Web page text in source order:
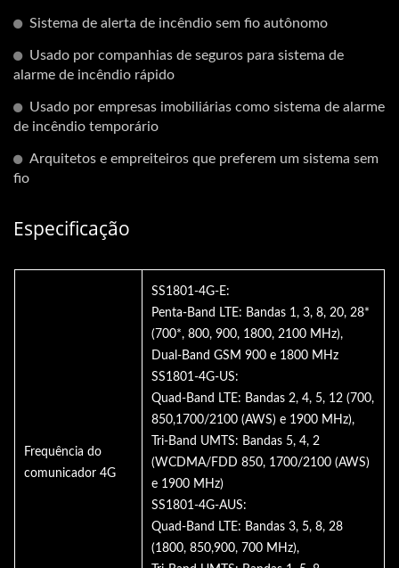
Sistema de alerta de incêndio sem fio autônomo
Usado por companhias de seguros para sistema de
alarme de incêndio rápido
Usado por empresas imobiliárias como sistema de alarme
de incêndio temporário
Arquitetos e empreiteiros que preferem um sistema sem
fio
Especificação
Frequência do
comunicador 4G
SS1801-4G-E:
Penta-Band LTE: Bandas 1, 3, 8, 20, 28*
(700*, 800, 900, 1800, 2100 MHz),
Dual-Band GSM 900 e 1800 MHz
SS1801-4G-US:
Quad-Band LTE: Bandas 2, 4, 5, 12 (700,
850,1700/2100 (AWS) e 1900 MHz),
Tri-Band UMTS: Bandas 5, 4, 2
(WCDMA/FDD 850, 1700/2100 (AWS)
e 1900 MHz)
SS1801-4G-AUS:
Quad-Band LTE: Bandas 3, 5, 8, 28
(1800, 850,900, 700 MHz),